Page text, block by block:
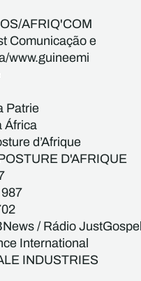
AFRIQ'COM
Comunicação e
www.guineemi
Patrie
África
d’Afrique
D'AFRIQUE
/ Rádio JustGospel
International
INDUSTRIES